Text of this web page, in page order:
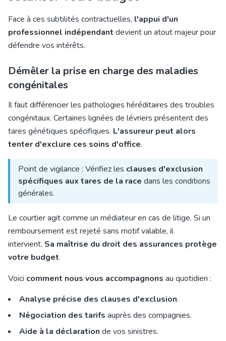
Face à ces subtilités contractuelles, l'appui d'un
professionnel indépendant devient un atout majeur pour
défendre vos intérêts.
Démêler la prise en charge des maladies
congénitales
Il faut différencier les pathologies héréditaires des troubles
congénitaux. Certaines lignées de lévriers présentent des
tares génétiques spécifiques. L'assureur peut alors
tenter d'exclure ces soins d'office.
Point de vigilance : Vérifiez les clauses d'exclusion
spécifiques aux tares de la race dans les conditions
générales.
Le courtier agit comme un médiateur en cas de litige. Si un
remboursement est rejeté sans motif valable, il
intervient. Sa maîtrise du droit des assurances protège
votre budget.
Voici comment nous vous accompagnons au quotidien :
Analyse précise des clauses d'exclusion.
Négociation des tarifs auprès des compagnies.
Aide à la déclaration de vos sinistres.